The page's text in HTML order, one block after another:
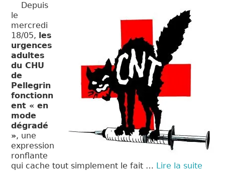
Depuis
le
mercredi
18/05, les
urgences
adultes
du CHU
de
Pellegrin
fonctionn
ent « en
mode
dégradé
», une
expression
ronflante
qui cache tout simplement le fait … Lire la suite